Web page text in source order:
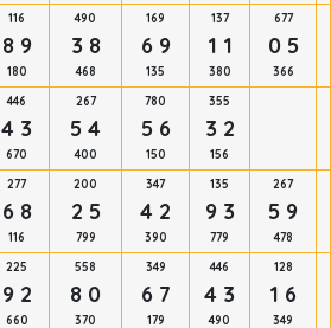
116
8 9
180
490
3 8
468
169
6 9
135
137
1 1
380
677
0 5
366
446
4 3
670
267
5 4
400
780
5 6
150
355
3 2
156
277
6 8
116
200
2 5
799
347
4 2
390
135
9 3
779
267
5 9
478
225
9 2
660
558
8 0
370
349
6 7
179
446
4 3
490
128
1 6
349